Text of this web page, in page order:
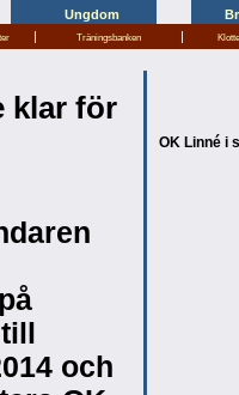
Ungdom
| Träningsbanken |
klar för
och
OK Linné i